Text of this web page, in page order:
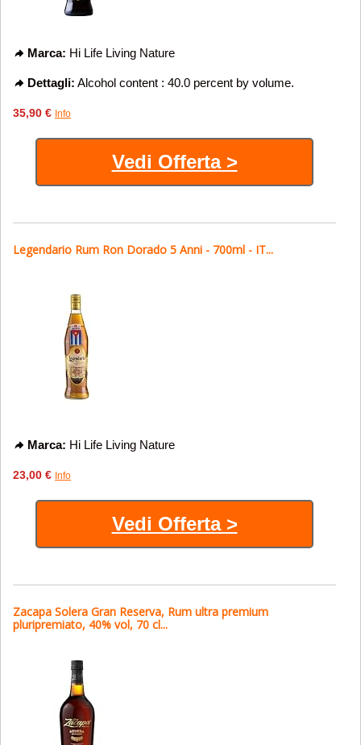
Marca: Hi Life Living Nature
Dettagli: Alcohol content : 40.0 percent by volume.
35,90 € Info
Vedi Offerta >
Legendario Rum Ron Dorado 5 Anni - 700ml - IT...
Marca: Hi Life Living Nature
23,00 € Info
Vedi Offerta >
Zacapa Solera Gran Reserva, Rum ultra premium
pluripremiato, 40% vol, 70 cl...